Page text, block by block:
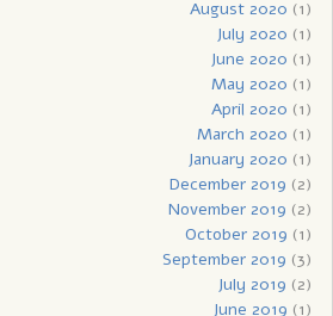
August 2020 (1)
July 2020 (1)
June 2020 (1)
May 2020 (1)
April 2020 (1)
March 2020 (1)
January 2020 (1)
December 2019 (2)
November 2019 (2)
October 2019 (1)
September 2019 (3)
July 2019 (2)
June 2019 (1)